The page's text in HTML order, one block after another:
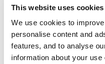
This website uses cookies
We use cookies to
personalise content and
features, and to analyse
information about your